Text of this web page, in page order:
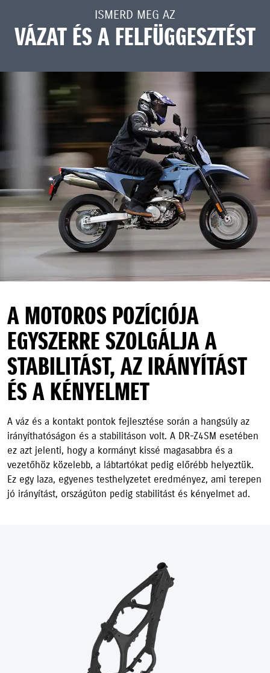
ISMERD MEG AZ
VÁZAT ÉS A FELFÜGGESZTÉST
A MOTOROS POZÍCIÓJA
EGYSZERRE SZOLGÁLJA A
STABILITÁST, AZ IRÁNYÍTÁST
ÉS A KÉNYELMET
A váz és a kontakt pontok fejlesztése során a hangsúly az
irányíthatóságon és a stabilitáson volt. A DR-Z4SM esetében
ez azt jelenti, hogy a kormányt kissé magasabbra és a
vezetőhöz közelebb, a lábtartókat pedig előrébb helyeztük.
Ez egy laza, egyenes testhelyzetet eredményez, ami terepen
jó irányítást, országúton pedig stabilitást és kényelmet ad.